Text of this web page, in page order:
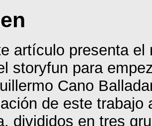
artículo presenta
storyfun para
Cano
de este
divididos en tres